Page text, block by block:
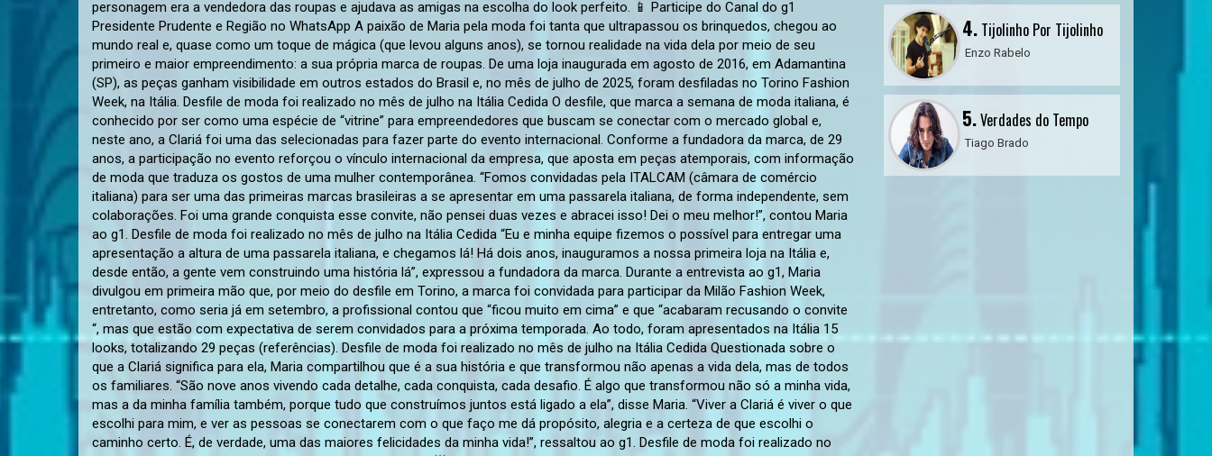
4.Tijolinho Por Tijolinho
Enzo Rabelo
5.Verdades do Tempo
Tiago Brado